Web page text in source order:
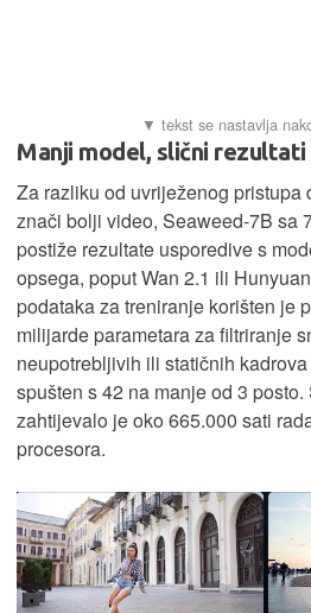
Manji model, slični rezultati
Za razliku od uvriježenog pristupa
znači bolji video, Seaweed-7B sa
postiže rezultate usporedive s
opsega, poput Wan 2.1 ili
podataka za treniranje korišten je
milijarde parametara za filtriranje
neupotrebljivih ili statičnih
spušten s 42 na manje od 3
zahtijevalo je oko 665.000 sati
procesora.